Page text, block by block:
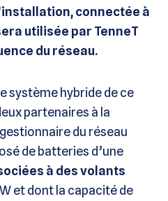
connectée à
utilisée par TenneT
du réseau.
système hybride de ce
partenaires à la
gestionnaire du réseau
de batteries d’une
à des volants
et dont la capacité de